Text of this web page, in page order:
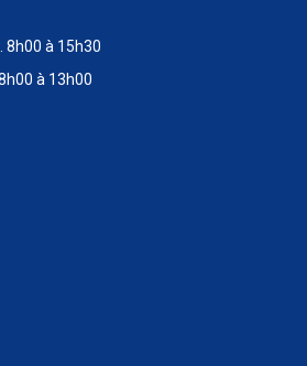
8h00 à 15h30
8h00 à 13h00